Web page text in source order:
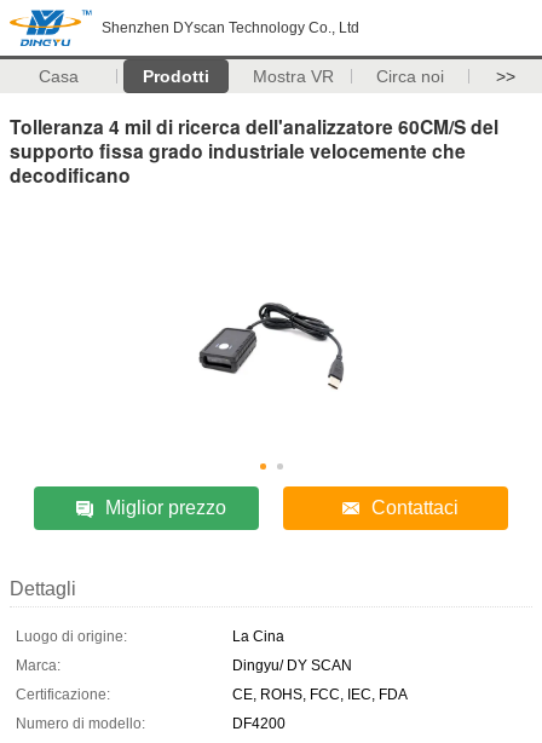
Shenzhen DYscan Technology Co., Ltd
Casa Prodotti Mostra VR Circa noi >>
Tolleranza 4 mil di ricerca dell'analizzatore 60CM/S del
supporto fissa grado industriale velocemente che
decodificano
Miglior prezzo Contattaci
Dettagli
Luogo di origine:
La Cina
Marca:
Dingyu/ DY SCAN
Certificazione:
CE, ROHS, FCC, IEC, FDA
Numero di modello:
DF4200